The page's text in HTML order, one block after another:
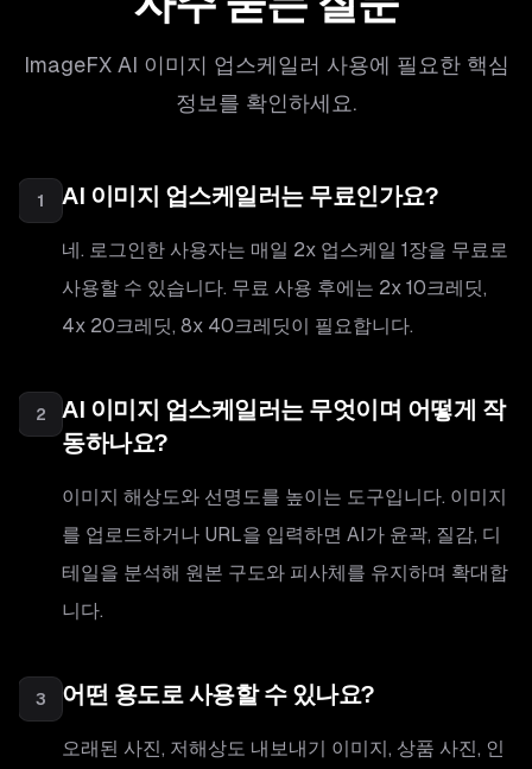
ImageFX AI 이미지 업스케일러 사용에 필요한 핵심
정보를 확인하세요.
1 AI 이미지 업스케일러는 무료인가요?
네. 로그인한 사용자는 매일 2x 업스케일 1장을 무료로
사용할 수 있습니다. 무료 사용 후에는 2x 10크레딧,
4x 20크레딧, 8x 40크레딧이 필요합니다.
2
AI 이미지 업스케일러는 무엇이며 어떻게 작
동하나요?
이미지 해상도와 선명도를 높이는 도구입니다. 이미지
를 업로드하거나 URL을 입력하면 AI가 윤곽, 질감, 디
테일을 분석해 원본 구도와 피사체를 유지하며 확대합
니다.
3 어떤 용도로 사용할 수 있나요?
오래된 사진, 저해상도 내보내기 이미지, 상품 사진, 인